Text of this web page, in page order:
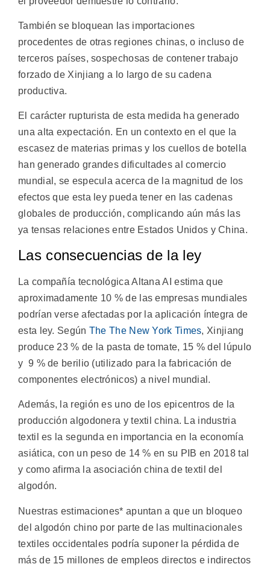
También se bloquean las importaciones
procedentes de otras regiones chinas, o incluso de
terceros países, sospechosas de contener trabajo
forzado de Xinjiang a lo largo de su cadena
productiva.
El carácter rupturista de esta medida ha generado
una alta expectación. En un contexto en el que la
escasez de materias primas y los cuellos de botella
han generado grandes dificultades al comercio
mundial, se especula acerca de la magnitud de los
efectos que esta ley pueda tener en las cadenas
globales de producción, complicando aún más las
ya tensas relaciones entre Estados Unidos y China.
Las consecuencias de la ley
La compañía tecnológica Altana AI estima que
aproximadamente 10 % de las empresas mundiales
podrían verse afectadas por la aplicación íntegra de
esta ley. Según The The New York Times, Xinjiang
produce 23 % de la pasta de tomate, 15 % del lúpulo
y 9 % de berilio (utilizado para la fabricación de
componentes electrónicos) a nivel mundial.
Además, la región es uno de los epicentros de la
producción algodonera y textil china. La industria
textil es la segunda en importancia en la economía
asiática, con un peso de 14 % en su PIB en 2018 tal
y como afirma la asociación china de textil del
algodón.
Nuestras estimaciones* apuntan a que un bloqueo
del algodón chino por parte de las multinacionales
textiles occidentales podría suponer la pérdida de
más de 15 millones de empleos directos e indirectos